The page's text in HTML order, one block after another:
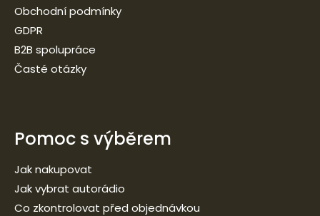
Obchodní podmínky
GDPR
B2B spolupráce
Časté otázky
Pomoc s výběrem
Jak nakupovat
Jak vybrat autorádio
Co zkontrolovat před objednávkou